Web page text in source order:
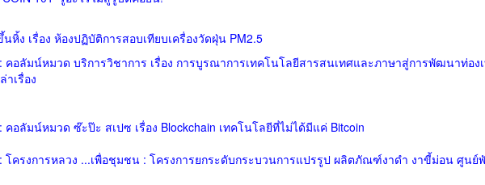
หิ้ง เรื่อง ห้องปฏิบัติการสอบเทียบเครื่องวัดฝุ่น PM2.5
อลัมน์หมวด บริการวิชาการ เรื่อง การบูรณาการเทคโนโลยีสารสนเทศและภาษาสู่การพัฒนาท่อง
เรื่อง
อลัมน์หมวด ซ๊ะป๊ะ สเปซ เรื่อง Blockchain เทคโนโลยีที่ไม่ได้มีแค่ Bitcoin
ครงการหลวง ...เพื่อชุมชน : โครงการยกระดับกระบวนการแปรรูป ผลิตภัณฑ์งาดำ งาขี้ม่อน ศูน